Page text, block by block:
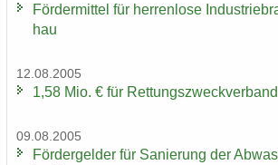
För­der­mit­tel für her­ren­lo­se
hau
12.08.2005
1,58 Mio. € für
09.08.2005
För­der­gel­der für Sa­nie­rung der